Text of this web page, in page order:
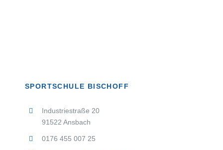
SPORTSCHULE BISCHOFF
Industriestraße 20
91522 Ansbach
0176 455 007 25